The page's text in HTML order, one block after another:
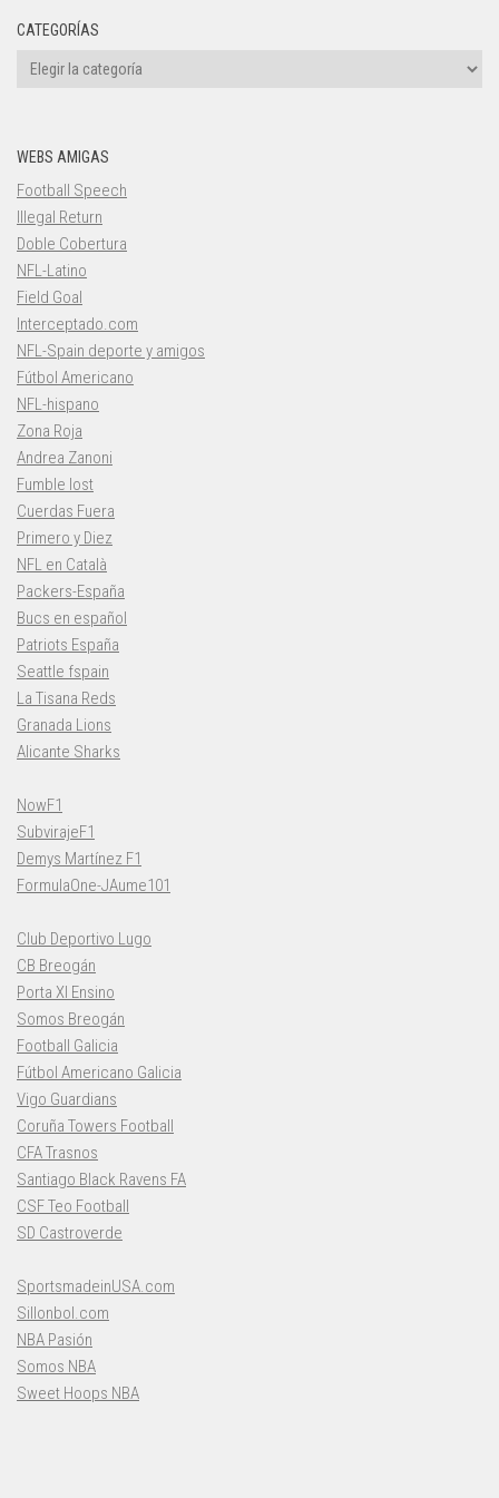
CATEGORÍAS
Categorías
WEBS AMIGAS
Football Speech
Illegal Return
Doble Cobertura
NFL-Latino
Field Goal
Interceptado.com
NFL-Spain deporte y amigos
Fútbol Americano
NFL-hispano
Zona Roja
Andrea Zanoni
Fumble lost
Cuerdas Fuera
Primero y Diez
NFL en Català
Packers-España
Bucs en español
Patriots España
Seattle fspain
La Tisana Reds
Granada Lions
Alicante Sharks
NowF1
SubvirajeF1
Demys Martínez F1
FormulaOne-JAume101
Club Deportivo Lugo
CB Breogán
Porta XI Ensino
Somos Breogán
Football Galicia
Fútbol Americano Galicia
Vigo Guardians
Coruña Towers Football
CFA Trasnos
Santiago Black Ravens FA
CSF Teo Football
SD Castroverde
SportsmadeinUSA.com
Sillonbol.com
NBA Pasión
Somos NBA
Sweet Hoops NBA